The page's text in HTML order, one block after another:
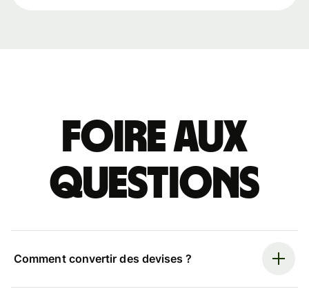
Foire aux
questions
Comment convertir des devises ?